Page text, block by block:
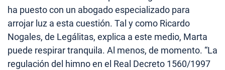
ha puesto con un abogado especializado para
arrojar luz a esta cuestión. Tal y como Ricardo
Nogales, de Legálitas, explica a este medio, Marta
puede respirar tranquila. Al menos, de momento. “La
regulación del himno en el Real Decreto 1560/1997